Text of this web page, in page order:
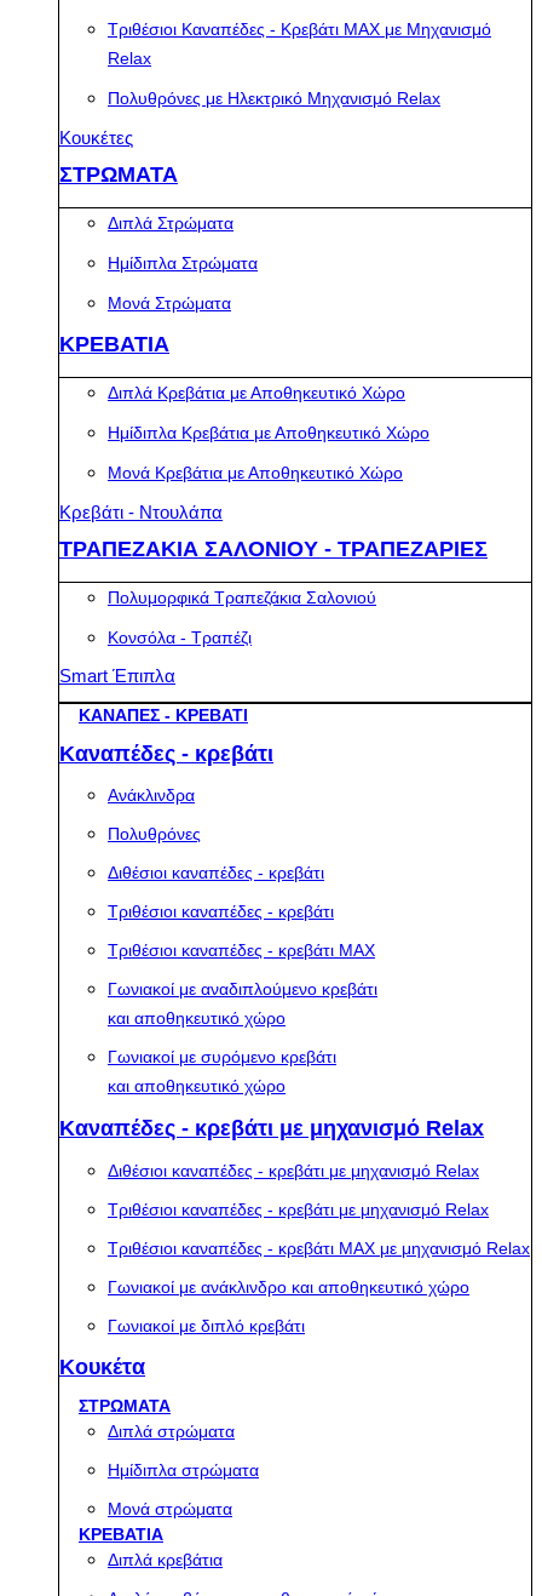
Τριθέσιοι Καναπέδες - Κρεβάτι MAX με Μηχανισμό
Relax
Πολυθρόνες με Ηλεκτρικό Μηχανισμό Relax
Κουκέτες
ΣΤΡΩΜΑΤΑ
Διπλά Στρώματα
Ημίδιπλα Στρώματα
Μονά Στρώματα
ΚΡΕΒΑΤΙΑ
Διπλά Κρεβάτια με Αποθηκευτικό Χώρο
Ημίδιπλα Κρεβάτια με Αποθηκευτικό Χώρο
Μονά Κρεβάτια με Αποθηκευτικό Χώρο
Κρεβάτι - Ντουλάπα
ΤΡΑΠΕΖΑΚΙΑ ΣΑΛΟΝΙΟΥ - ΤΡΑΠΕΖΑΡΙΕΣ
Πολυμορφικά Τραπεζάκια Σαλονιού
Κονσόλα - Τραπέζι
Smart Έπιπλα
ΚΑΝΑΠΕΣ - ΚΡΕΒΑΤΙ
Καναπέδες - κρεβάτι
Ανάκλινδρα
Πολυθρόνες
Διθέσιοι καναπέδες - κρεβάτι
Τριθέσιοι καναπέδες - κρεβάτι
Τριθέσιοι καναπέδες - κρεβάτι MAX
Γωνιακοί με αναδιπλούμενο κρεβάτι
και αποθηκευτικό χώρο
Γωνιακοί με συρόμενο κρεβάτι
και αποθηκευτικό χώρο
Καναπέδες - κρεβάτι με μηχανισμό Relax
Διθέσιοι καναπέδες - κρεβάτι με μηχανισμό Relax
Τριθέσιοι καναπέδες - κρεβάτι με μηχανισμό Relax
Τριθέσιοι καναπέδες - κρεβάτι MAX με μηχανισμό Relax
Γωνιακοί με ανάκλινδρο και αποθηκευτικό χώρο
Γωνιακοί με διπλό κρεβάτι
Κουκέτα
ΣΤΡΩΜΑΤΑ
Διπλά στρώματα
Ημίδιπλα στρώματα
Μονά στρώματα
ΚΡΕΒΑΤΙΑ
Διπλά κρεβάτια